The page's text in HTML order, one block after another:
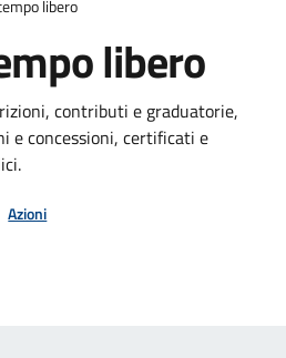
libero
libero
contributi e graduatorie,
e concessioni, certificati e
Azioni